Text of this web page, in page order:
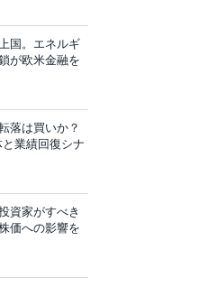
国。エネルギ
が欧米金融を
落は買いか？
業績回復シナ
資家がすべき
価への影響を